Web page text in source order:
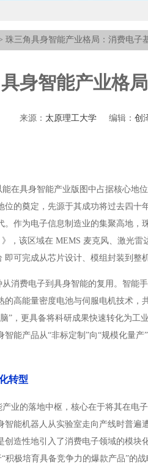
珠三角具身智能产业格局：消费电子
身智能产业格
来源： 太原理工大学编辑： 创
在具身智能产业版图中占据核心地
的奠定，先源于其成功将过去四
。作为电子信息制造业的集聚高地
，该区域在 MEMS 麦克风、激光
可完成从芯片设计、模组封装到整
消费电子到具身智能的复用。智能
高能量密度电池与伺服电机技术
”，更具备将科研成果快速转化为工
能产品从“非标定制”向“规模化量
转型
业的落地中枢，核心在于将其在电
能机器人从实验室走向产线时普
创造性地引入了消费电子领域的模
积极培育具备竞争力的爆款产品”